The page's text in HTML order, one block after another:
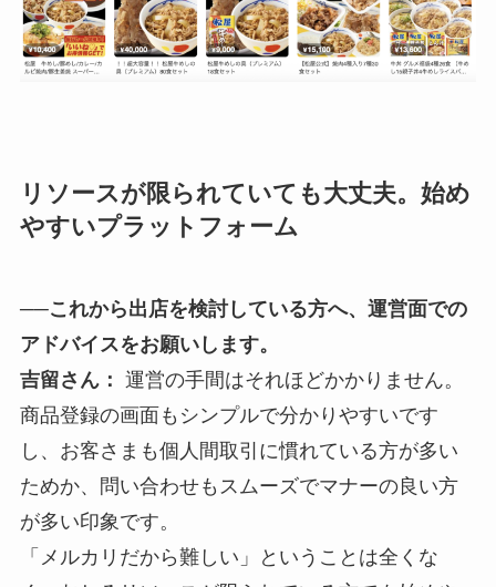
リソースが限られていても大丈夫。始め
やすいプラットフォーム
──これから出店を検討している方へ、運営面での
アドバイスをお願いします。
吉留さん： 運営の手間はそれほどかかりません。
商品登録の画面もシンプルで分かりやすいです
し、お客さまも個人間取引に慣れている方が多い
ためか、問い合わせもスムーズでマナーの良い方
が多い印象です。
「メルカリだから難しい」ということは全くな